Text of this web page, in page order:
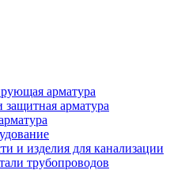
арматура
защитная арматура
и изделия для канализации
трубопроводов